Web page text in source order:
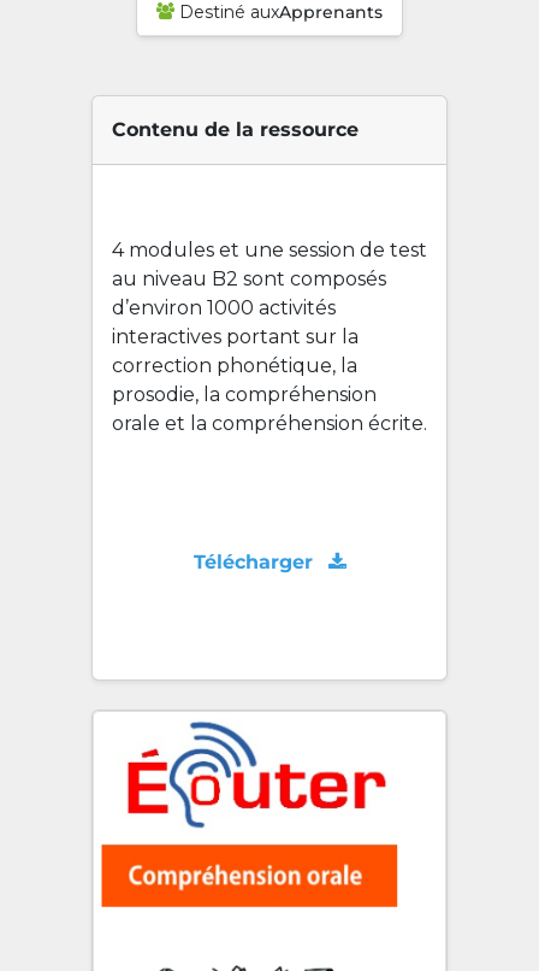
Destiné auxApprenants
Contenu de la ressource
4 modules et une session de test
au niveau B2 sont composés
d’environ 1000 activités
interactives portant sur la
correction phonétique, la
prosodie, la compréhension
orale et la compréhension écrite.
Télécharger